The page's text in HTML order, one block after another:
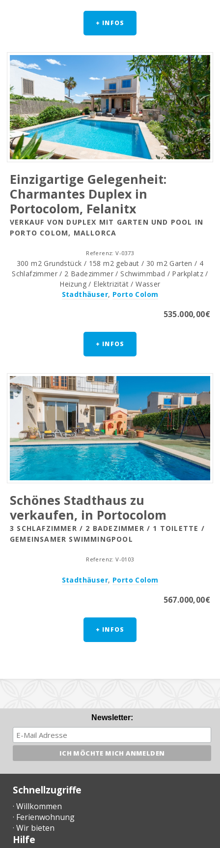
+ INFOS
Einzigartige Gelegenheit:
Charmantes Duplex in
Portocolom, Felanitx
VERKAUF VON DUPLEX MIT GARTEN UND POOL IN
PORTO COLOM, MALLORCA
Referenz: V-0373
300 m2 Grundstück / 158 m2 gebaut / 30 m2 Garten / 4
Schlafzimmer / 2 Badezimmer / Schwimmbad / Parkplatz /
Heizung / Elektrizität / Wasser
Stadthäuser, Porto Colom
535.000,00€
+ INFOS
Schönes Stadthaus zu
verkaufen, in Portocolom
3 SCHLAFZIMMER / 2 BADEZIMMER / 1 TOILETTE /
GEMEINSAMER SWIMMINGPOOL
Referenz: V-0103
Stadthäuser, Porto Colom
567.000,00€
+ INFOS
Newsletter:
Schnellzugriffe
· Willkommen
· Ferienwohnung
· Wir bieten
Hilfe